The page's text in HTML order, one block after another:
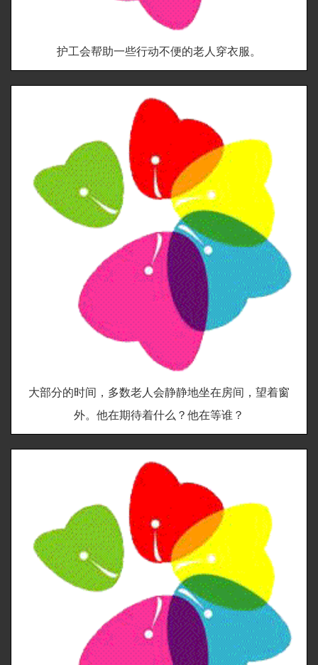
护工会帮助一些行动不便的老人穿衣服。
大部分的时间，多数老人会静静地坐在房间，望着窗
外。他在期待着什么？他在等谁？